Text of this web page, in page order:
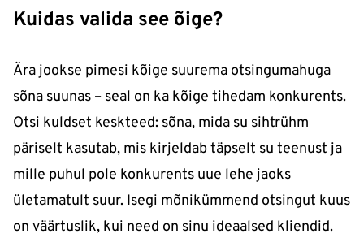
Kuidas valida see õige?
Ära jookse pimesi kõige suurema otsingumahuga
sõna suunas – seal on ka kõige tihedam konkurents.
Otsi kuldset keskteed: sõna, mida su sihtrühm
päriselt kasutab, mis kirjeldab täpselt su teenust ja
mille puhul pole konkurents uue lehe jaoks
ületamatult suur. Isegi mõnikümmend otsingut kuus
on väärtuslik, kui need on sinu ideaalsed kliendid.